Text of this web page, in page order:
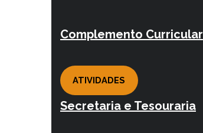
Complemento Curricular
ATIVIDADES
Secretaria e Tesouraria